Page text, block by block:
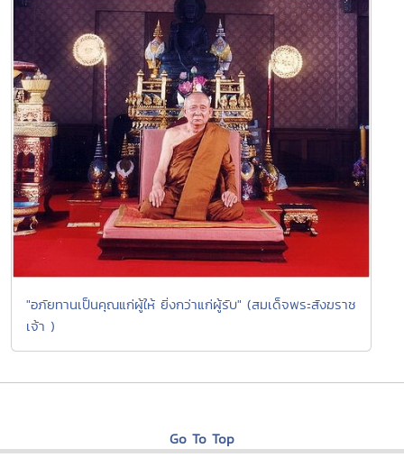
"อภัยทานเป็นคุณแก่ผู้ให้ ยิ่งกว่าแก่ผู้รับ" (สมเด็จพระสังฆราช
เจ้า )
Go To Top